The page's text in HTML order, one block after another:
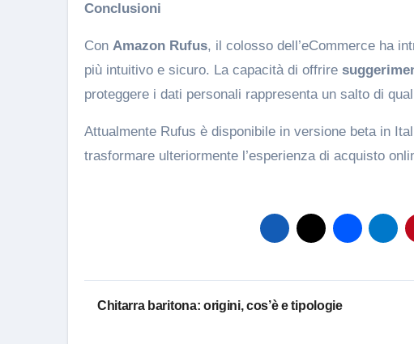
Conclusioni
Con Amazon Rufus, il colosso dell’eCommerce ha
più intuitivo e sicuro. La capacità di offrire
proteggere i dati personali rappresenta un salto di
Attualmente Rufus è disponibile in versione beta in
trasformare ulteriormente l’esperienza di acquisto
Navigazione
Chitarra baritona: origini, cos’è e tipologie